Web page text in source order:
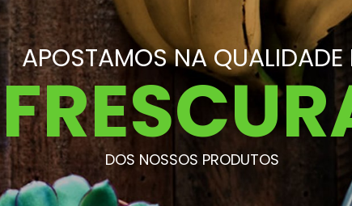
APOSTAMOS NA QUALIDADE
DOS NOSSOS PRODUTOS